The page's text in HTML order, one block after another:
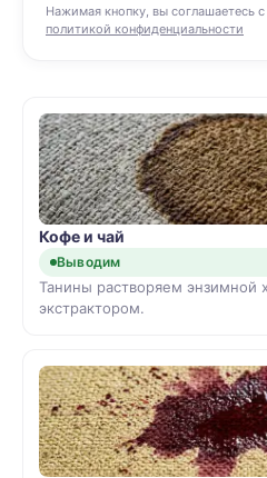
Нажимая кнопку, вы соглашаетесь с
политикой конфиденциальности
Кофе и чай
Выводим
Танины растворяем энзимной
экстрактором.